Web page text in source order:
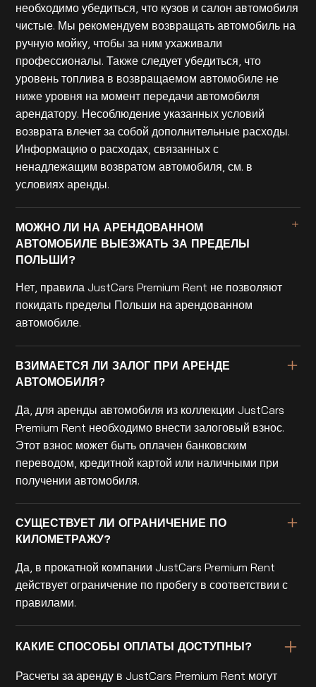
необходимо убедиться, что кузов и салон автомобиля
чистые. Мы рекомендуем возвращать автомобиль на
ручную мойку, чтобы за ним ухаживали
профессионалы. Также следует убедиться, что
уровень топлива в возвращаемом автомобиле не
ниже уровня на момент передачи автомобиля
арендатору. Несоблюдение указанных условий
возврата влечет за собой дополнительные расходы.
Информацию о расходах, связанных с
ненадлежащим возвратом автомобиля, см. в
условиях аренды.
МОЖНО ЛИ НА АРЕНДОВАННОМ
АВТОМОБИЛЕ ВЫЕЗЖАТЬ ЗА ПРЕДЕЛЫ
ПОЛЬШИ?
Нет, правила JustCars Premium Rent не позволяют
покидать пределы Польши на арендованном
автомобиле.
ВЗИМАЕТСЯ ЛИ ЗАЛОГ ПРИ АРЕНДЕ
АВТОМОБИЛЯ?
Да, для аренды автомобиля из коллекции JustCars
Premium Rent необходимо внести залоговый взнос.
Этот взнос может быть оплачен банковским
переводом, кредитной картой или наличными при
получении автомобиля.
СУЩЕСТВУЕТ ЛИ ОГРАНИЧЕНИЕ ПО
КИЛОМЕТРАЖУ?
Да, в прокатной компании JustCars Premium Rent
действует ограничение по пробегу в соответствии с
правилами.
КАКИЕ СПОСОБЫ ОПЛАТЫ ДОСТУПНЫ?
Расчеты за аренду в JustCars Premium Rent могут